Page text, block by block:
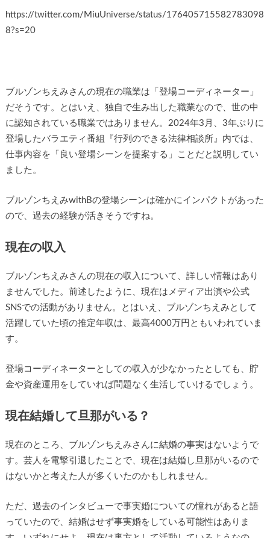
https://twitter.com/MiuUniverse/status/176405715582783098
8?s=20
ブルゾンちえみさんの現在の職業は「登場コーディネーター」
だそうです。とはいえ、独自で生み出した職業なので、世の中
に認知されている職業ではありません。2024年3月、3年ぶりに
登場したバラエティ番組『行列のできる法律相談所』内では、
仕事内容を「良い登場シーンを提案する」ことだと説明してい
ました。
ブルゾンちえみwithBの登場シーンは確かにインパクトがあった
ので、過去の経験が活きそうですね。
現在の収入
ブルゾンちえみさんの現在の収入について、詳しい情報はあり
ませんでした。前述したように、現在はメディア出演や公式
SNSでの活動がありません。とはいえ、ブルゾンちえみとして
活躍していた頃の推定年収は、最高4000万円ともいわれていま
す。
登場コーディネーターとしての収入が少なかったとしても、貯
金や資産運用をしていれば問題なく生活していけるでしょう。
現在結婚して旦那がいる？
現在のところ、ブルゾンちえみさんに結婚の事実はないようで
す。芸人を電撃引退したことで、現在は結婚し旦那がいるので
はないかと考えた人が多くいたのかもしれません。
ただ、過去のインタビューで事実婚についての憧れがあると語
っていたので、結婚はせず事実婚をしている可能性はありま